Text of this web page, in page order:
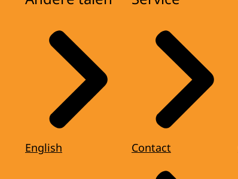
English Contact